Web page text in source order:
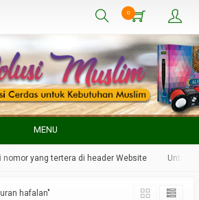
0
MENU
yang tertera di header Website Untuk
hafalan"